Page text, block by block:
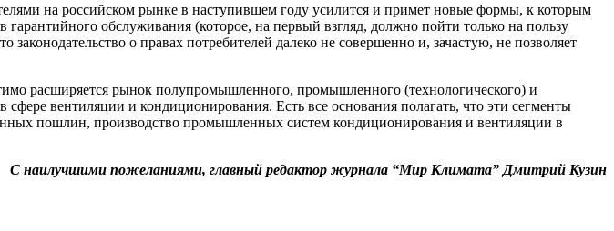
на российском рынке в наступившем году усилится и примет новые формы, к которым
обслуживания (которое, на первый взгляд, должно пойти только на пользу
о правах потребителей далеко не совершенно и, зачастую, не позволяет
расширяется рынок полупромышленного, промышленного (технологического) и
сфере вентиляции и кондиционирования. Есть все основания полагать, что эти сегменты
пошлин, производство промышленных систем кондиционирования и вентиляции в
С наилучшими пожеланиями, главный редактор журнала “Мир Климата” Дмитрий Кузин